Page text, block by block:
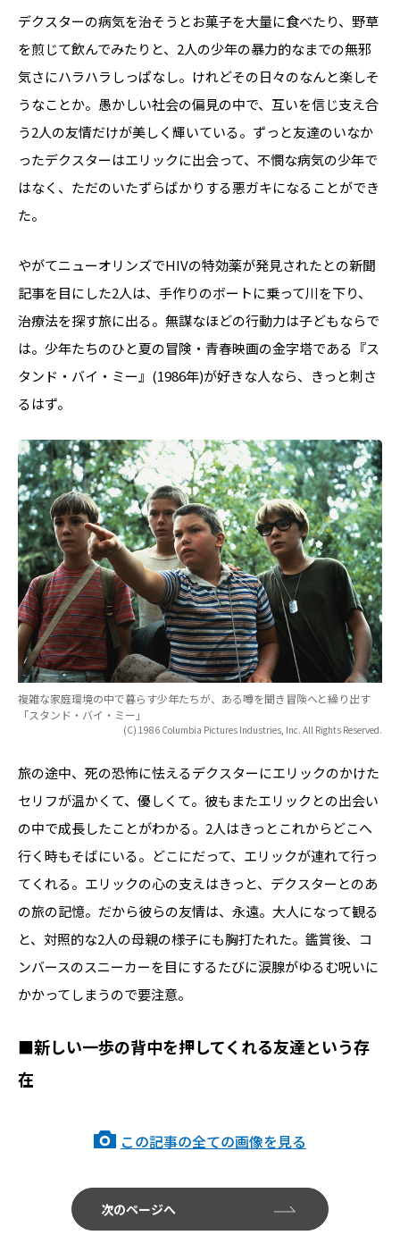
デクスターの病気を治そうとお菓子を大量に食べたり、野草
を煎じて飲んでみたりと、2人の少年の暴力的なまでの無邪
気さにハラハラしっぱなし。けれどその日々のなんと楽しそ
うなことか。愚かしい社会の偏見の中で、互いを信じ支え合
う2人の友情だけが美しく輝いている。ずっと友達のいなか
ったデクスターはエリックに出会って、不憫な病気の少年で
はなく、ただのいたずらばかりする悪ガキになることができ
た。
やがてニューオリンズでHIVの特効薬が発見されたとの新聞
記事を目にした2人は、手作りのボートに乗って川を下り、
治療法を探す旅に出る。無謀なほどの行動力は子どもならで
は。少年たちのひと夏の冒険・青春映画の金字塔である『ス
タンド・バイ・ミー』(1986年)が好きな人なら、きっと刺さ
るはず。
複雑な家庭環境の中で暮らす少年たちが、ある噂を聞き冒険へと繰り出す
「スタンド・バイ・ミー」
(C) 1986 Columbia Pictures Industries, Inc. All Rights Reserved.
旅の途中、死の恐怖に怯えるデクスターにエリックのかけた
セリフが温かくて、優しくて。彼もまたエリックとの出会い
の中で成長したことがわかる。2人はきっとこれからどこへ
行く時もそばにいる。どこにだって、エリックが連れて行っ
てくれる。エリックの心の支えはきっと、デクスターとのあ
の旅の記憶。だから彼らの友情は、永遠。大人になって観る
と、対照的な2人の母親の様子にも胸打たれた。鑑賞後、コ
ンバースのスニーカーを目にするたびに涙腺がゆるむ呪いに
かかってしまうので要注意。
■新しい一歩の背中を押してくれる友達という存
在
この記事の全ての画像を見る
次のページへ